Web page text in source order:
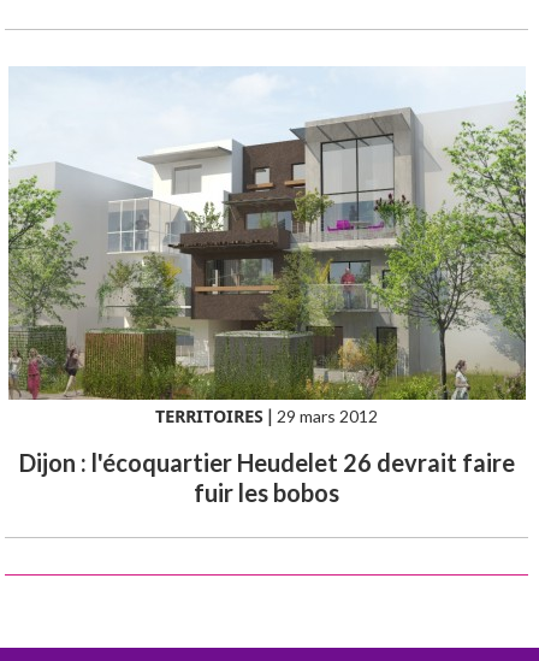
TERRITOIRES | 29 mars 2012
Dijon : l'écoquartier Heudelet 26 devrait faire
fuir les bobos